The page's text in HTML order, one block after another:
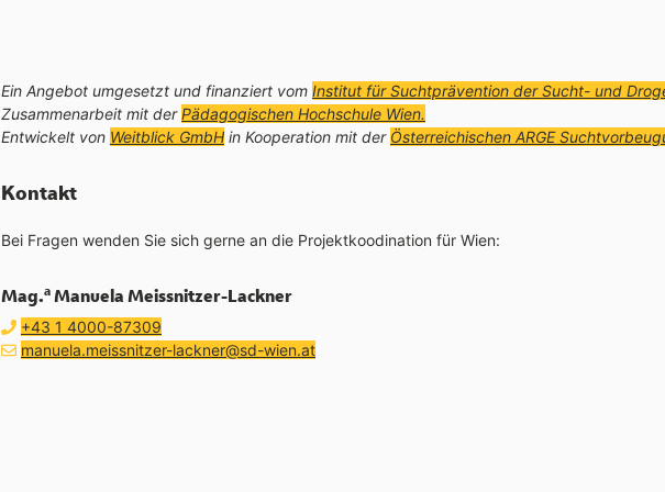
Ein Angebot umgesetzt und finanziert vom Institut für Suchtprävention der Sucht- und
Zusammenarbeit mit derPädagogischen Hochschule Wien.
Entwickelt von Weitblick GmbH in Kooperation mit der Österreichischen ARGE
Kontakt
Bei Fragen wenden Sie sich gerne an die Projektkoodination für Wien:
Mag.aManuela Meissnitzer-Lackner
Telefon:
+43 1 4000-87309
E-Mail Adresse:
E-Mail schreiben an
manuela.meissnitzer-lackner@sd-wien.at(öffnet Mailprogramm)